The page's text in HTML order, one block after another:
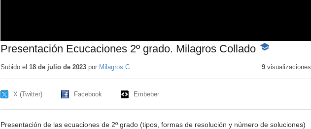
Presentación Ecucaciones 2º grado. Milagros Collado -
educativo
Subido el 18 de julio de 2023por Milagros C. 9visualizaciones
X (Twitter) Facebook Embeber
Presentación de las ecuaciones de 2º grado (tipos, formas de resolución y número de soluciones)